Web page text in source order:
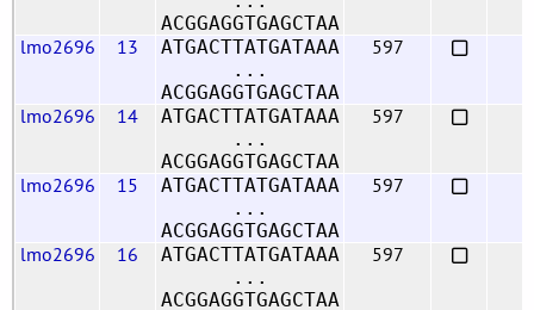
ACGGAGGTGAGCTAA
lmo2696 13
ATGACTTATGATAAA
...
ACGGAGGTGAGCTAA
597
lmo2696 14
ATGACTTATGATAAA
...
ACGGAGGTGAGCTAA
597
lmo2696 15
ATGACTTATGATAAA
...
ACGGAGGTGAGCTAA
597
lmo2696 16
ATGACTTATGATAAA
...
ACGGAGGTGAGCTAA
597